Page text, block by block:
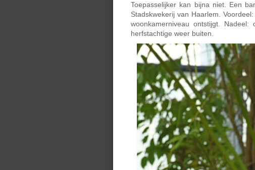
Toepasselijker kan bijna niet. Een
Stadskwekerij van Haarlem.
woonkamerniveau ontstijgt.
herfstachtige weer buiten.